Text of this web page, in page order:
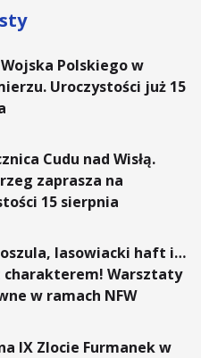
za energię, lepszy
i... czystsze
Polskiego w
Uroczystości już 15
Cudu nad Wisłą.
zaprasza na
15 sierpnia
lasowiacki haft i…
charakterem! Warsztaty
w ramach NFW
IX Zlocie Furmanek w